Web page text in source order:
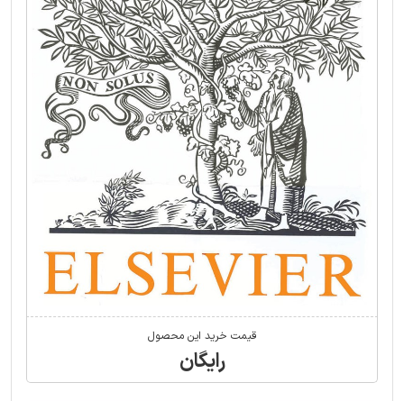
قیمت خرید این محصول
رایگان